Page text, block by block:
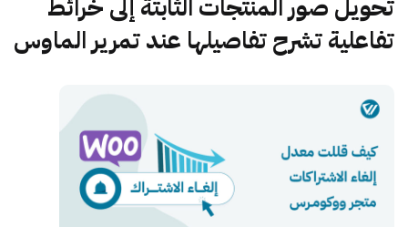
تحويل صور المنتجات الثابتة إلى خرائط
تفاعلية تشرح تفاصيلها عند تمرير الماوس